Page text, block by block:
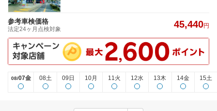
参考車検価格
法定24ヶ月点検対象 45,440円
08/07金 08土 09日 10月 11火 12水 13木 14金 15土